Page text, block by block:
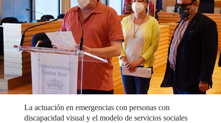
La actuación en emergencias con personas con
discapacidad visual y el modelo de servicios sociales